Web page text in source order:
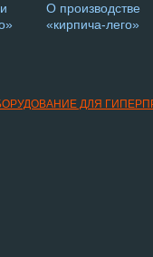
О производстве
«кирпича-лего»
ДЛЯ